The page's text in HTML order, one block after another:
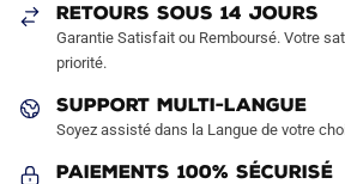
la
page
produit
RETOURS SOUS 14 JOURS
Garantie Satisfait ou Remboursé. Votre
priorité.
SUPPORT MULTI-LANGUE
Soyez assisté dans la Langue de votre
Paiements 100% Sécurisé